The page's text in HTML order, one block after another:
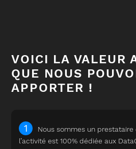
VOICI LA VALEUR
QUE NOUS
APPORTER !
Nous sommes un
l’activité est 100% dédiée aux